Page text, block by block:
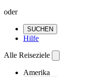
oder
SUCHEN
Hilfe
Alle Reiseziele
Amerika